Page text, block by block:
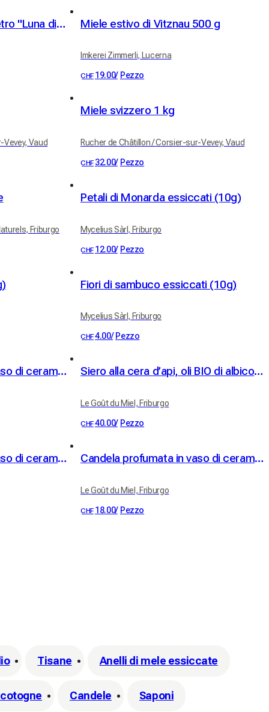
Candela profumata in vetro "Luna di Miele" Miele estivo di Vitznau 500 g
Imkerei Zimmerli, Lucerna
CHF 19.00/ Pezzo
Vaud
Miele svizzero 1 kg
Rucher de Châtillon / Corsier-sur-Vevey, Vaud
CHF 32.00/ Pezzo
Friburgo
Petali di Monarda essiccati (10g)
Mycelius Sàrl, Friburgo
CHF 12.00/ Pezzo
Fiori di sambuco essiccati (10g)
Mycelius Sàrl, Friburgo
CHF4.00/ Pezzo
Candela profumata in vaso di ceramica "Nuit d'agrumes" Siero alla cera d’api, oli BIO di albicocca e jojoba
Le Goût du Miel, Friburgo
CHF40.00/ Pezzo
Candela profumata in vaso di ceramica "Hymne au Verger" Candela profumata in vaso di ceramica "Delizia di Bacche"
Le Goût du Miel, Friburgo
CHF 18.00/ Pezzo
Tisane Anelli di mele essiccate
Candele Saponi